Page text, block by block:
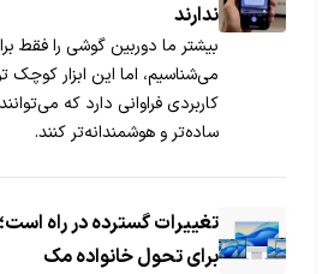
ندارند
بیشتر ما دوربین گوشی را فقط
می‌شناسیم، اما این ابزار کوچک
کاربردی فراوانی دارد که
ساده‌تر و هوشمندانه‌تر کنند.
تغییرات گسترده در راه است؛
برای تحول خانواده مک